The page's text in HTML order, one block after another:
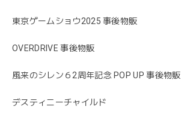
東京ゲームショウ2025 事後物販
OVERDRIVE 事後物販
風来のシレン６2周年記念 POP UP 事後物販
デスティニーチャイルド